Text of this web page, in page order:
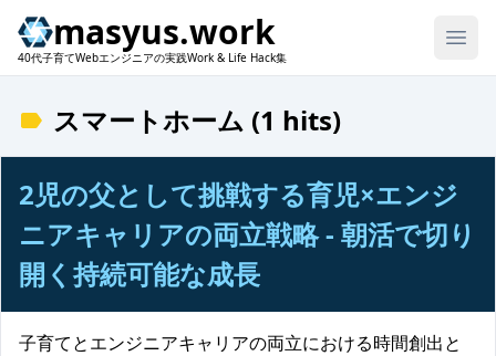
masyus.work
40代子育てWebエンジニアの実践Work & Life Hack集
スマートホーム (1 hits)
2児の父として挑戦する育児×エンジ
ニアキャリアの両立戦略 - 朝活で切り
開く持続可能な成長
子育てとエンジニアキャリアの両立における時間創出と